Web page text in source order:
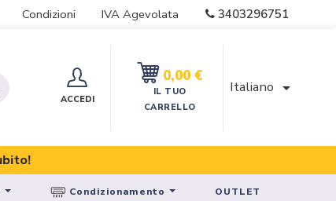
Condizioni IVA Agevolata 3403296751
ACCEDI
0,00 €
IL TUO
CARRELLO
Italiano 
Condizionamento OUTLET